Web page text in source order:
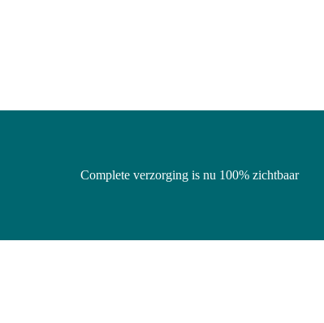
Complete verzorging is nu 100% zichtbaar